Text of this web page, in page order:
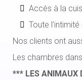
Accès à la
Toute
Nos clients ont
Les chambres
*** LES ANIMAUX